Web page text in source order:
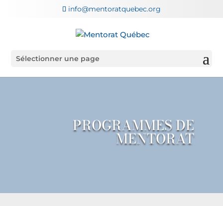
info@mentoratquebec.org
Sélectionner une page
PROGRAMMES DE
MENTORAT